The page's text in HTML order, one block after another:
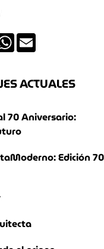
WhatsApp
ACTUALES
70 Aniversario:
Edición 70